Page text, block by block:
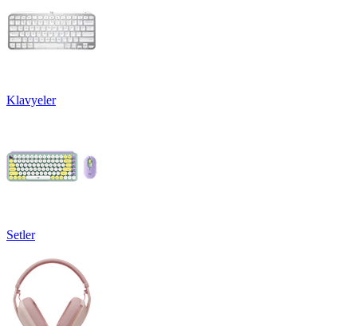
Klavyeler
Setler